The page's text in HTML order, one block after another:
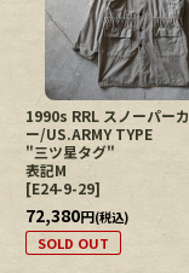
1990s RRL スノーパーカ
ー/US.ARMY TYPE
"三ツ星タグ"
表記M
[E24-9-29]
72,380円(税込)
SOLD OUT